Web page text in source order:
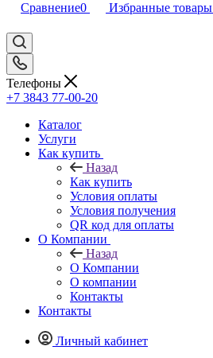
Сравнение0 Избранные товары
Телефоны
+7 3843 77-00-20
Каталог
Услуги
Как купить
Назад
Как купить
Условия оплаты
Условия получения
QR код для оплаты
О Компании
Назад
О Компании
О компании
Контакты
Контакты
Личный кабинет